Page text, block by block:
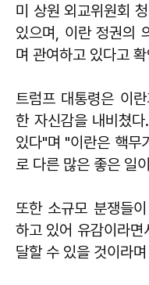
미 상원 외교위원회
있으며, 이란 정권의
며 관여하고 있다고
트럼프 대통령은 이
한 자신감을 내비쳤
있다"며 "이란은 핵무
로 다른 많은 좋은 일
또한 소규모 분쟁들
하고 있어 유감이라
달할 수 있을 것이라